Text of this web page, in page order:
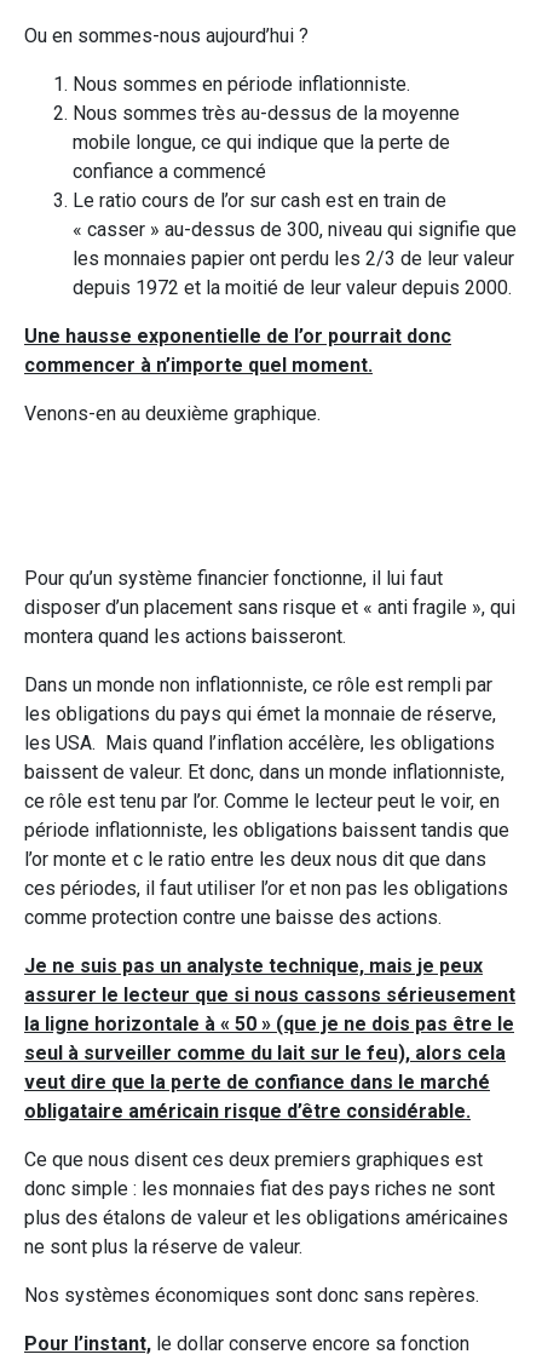
Ou en sommes-nous aujourd’hui ?
Nous sommes en période inflationniste.
Nous sommes très au-dessus de la moyenne
mobile longue, ce qui indique que la perte de
confiance a commencé
Le ratio cours de l’or sur cash est en train de
« casser » au-dessus de 300, niveau qui signifie que
les monnaies papier ont perdu les 2/3 de leur valeur
depuis 1972 et la moitié de leur valeur depuis 2000.
Une hausse exponentielle de l’or pourrait donc
commencer à n’importe quel moment.
Venons-en au deuxième graphique.
Pour qu’un système financier fonctionne, il lui faut
disposer d’un placement sans risque et « anti fragile », qui
montera quand les actions baisseront.
Dans un monde non inflationniste, ce rôle est rempli par
les obligations du pays qui émet la monnaie de réserve,
les USA. Mais quand l’inflation accélère, les obligations
baissent de valeur. Et donc, dans un monde inflationniste,
ce rôle est tenu par l’or. Comme le lecteur peut le voir, en
période inflationniste, les obligations baissent tandis que
l’or monte et c le ratio entre les deux nous dit que dans
ces périodes, il faut utiliser l’or et non pas les obligations
comme protection contre une baisse des actions.
Je ne suis pas un analyste technique, mais je peux
assurer le lecteur que si nous cassons sérieusement
la ligne horizontale à « 50 » (que je ne dois pas être le
seul à surveiller comme du lait sur le feu), alors cela
veut dire que la perte de confiance dans le marché
obligataire américain risque d’être considérable.
Ce que nous disent ces deux premiers graphiques est
donc simple : les monnaies fiat des pays riches ne sont
plus des étalons de valeur et les obligations américaines
ne sont plus la réserve de valeur.
Nos systèmes économiques sont donc sans repères.
Pour l’instant, le dollar conserve encore sa fonction